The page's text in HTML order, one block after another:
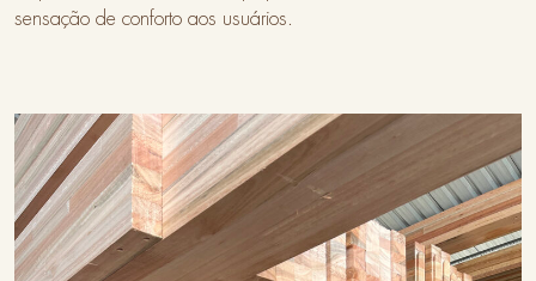
sensação de conforto aos usuários.